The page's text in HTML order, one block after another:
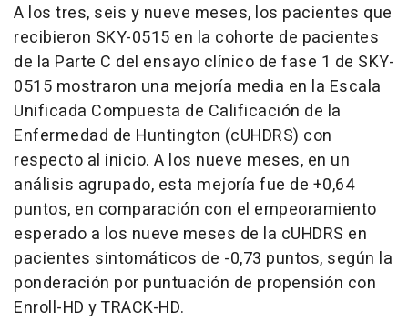
A los tres, seis y nueve meses, los pacientes que
recibieron SKY-0515 en la cohorte de pacientes
de la Parte C del ensayo clínico de fase 1 de SKY-
0515 mostraron una mejoría media en la Escala
Unificada Compuesta de Calificación de la
Enfermedad de Huntington (cUHDRS) con
respecto al inicio. A los nueve meses, en un
análisis agrupado, esta mejoría fue de +0,64
puntos, en comparación con el empeoramiento
esperado a los nueve meses de la cUHDRS en
pacientes sintomáticos de -0,73 puntos, según la
ponderación por puntuación de propensión con
Enroll-HD y TRACK-HD.